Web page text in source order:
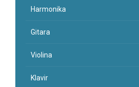
Harmonika
Gitara
Violina
Klavir